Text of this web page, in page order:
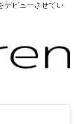
デビューさせてい